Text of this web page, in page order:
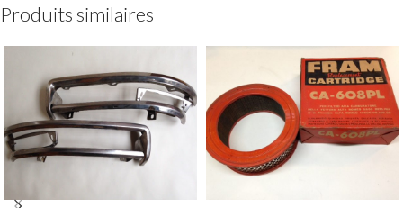
Produits similaires